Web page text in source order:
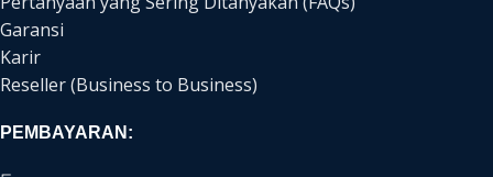
Garansi
Karir
Reseller (Business to Business)
PEMBAYARAN: